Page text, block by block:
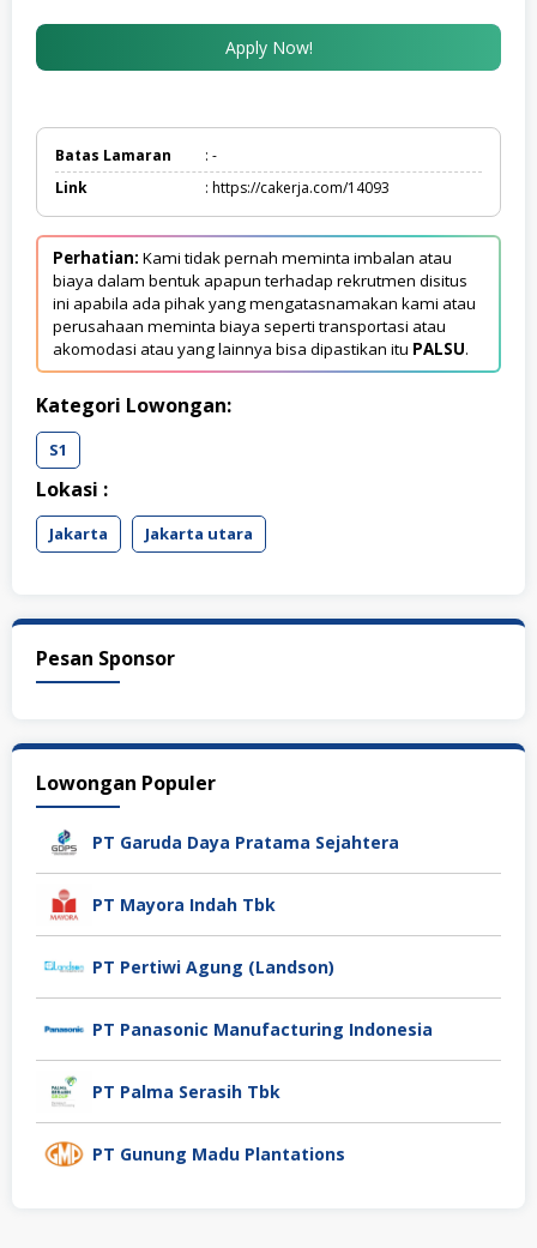
Apply Now!
Batas Lamaran
: -
Link
: https://cakerja.com/14093
Perhatian: Kami tidak pernah meminta imbalan atau
biaya dalam bentuk apapun terhadap rekrutmen disitus
ini apabila ada pihak yang mengatasnamakan kami atau
perusahaan meminta biaya seperti transportasi atau
akomodasi atau yang lainnya bisa dipastikan itu PALSU.
Kategori Lowongan:
S1
Lokasi :
Jakarta Jakarta utara
Pesan Sponsor
Lowongan Populer
PT Garuda Daya Pratama Sejahtera
PT Mayora Indah Tbk
PT Pertiwi Agung (Landson)
PT Panasonic Manufacturing Indonesia
PT Palma Serasih Tbk
PT Gunung Madu Plantations